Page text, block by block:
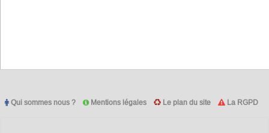
Qui sommes nous ? Mentions légales Le plan du site La RGPD